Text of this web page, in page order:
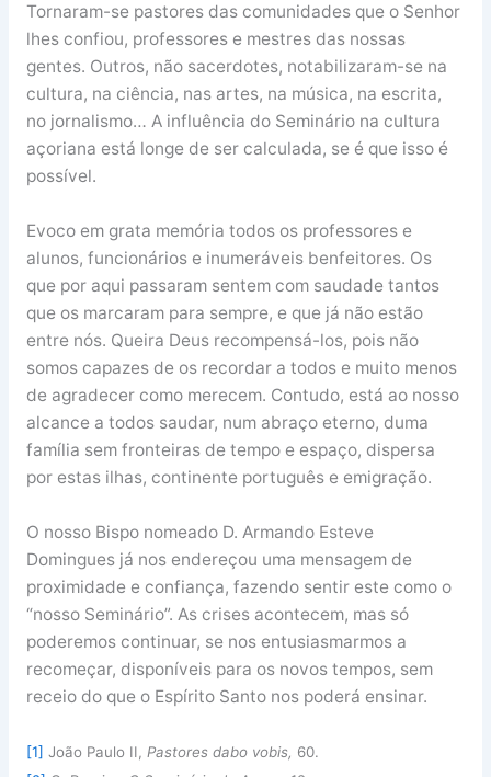
Tornaram-se pastores das comunidades que o Senhor
lhes confiou, professores e mestres das nossas
gentes. Outros, não sacerdotes, notabilizaram-se na
cultura, na ciência, nas artes, na música, na escrita,
no jornalismo… A influência do Seminário na cultura
açoriana está longe de ser calculada, se é que isso é
possível.
Evoco em grata memória todos os professores e
alunos, funcionários e inumeráveis benfeitores. Os
que por aqui passaram sentem com saudade tantos
que os marcaram para sempre, e que já não estão
entre nós. Queira Deus recompensá-los, pois não
somos capazes de os recordar a todos e muito menos
de agradecer como merecem. Contudo, está ao nosso
alcance a todos saudar, num abraço eterno, duma
família sem fronteiras de tempo e espaço, dispersa
por estas ilhas, continente português e emigração.
O nosso Bispo nomeado D. Armando Esteve
Domingues já nos endereçou uma mensagem de
proximidade e confiança, fazendo sentir este como o
“nosso Seminário”. As crises acontecem, mas só
poderemos continuar, se nos entusiasmarmos a
recomeçar, disponíveis para os novos tempos, sem
receio do que o Espírito Santo nos poderá ensinar.
[1] João Paulo II, Pastores dabo vobis, 60.